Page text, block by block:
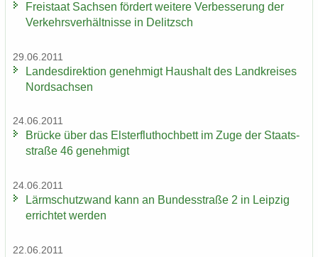
Frei­staat Sach­sen för­dert wei­te­re Ver­bes­se­rung der
Ver­kehrs­ver­hält­nis­se in De­litzsch
29.06.2011
Lan­des­di­rek­ti­on ge­neh­migt Haus­halt des Land­krei­ses
Nord­sach­sen
24.06.2011
Brü­cke über das Els­ter­flut­hoch­bett im Zuge der Staats­
stra­ße 46 ge­neh­migt
24.06.2011
Lärm­schutz­wand kann an Bun­des­stra­ße 2 in Leip­zig
er­rich­tet wer­den
22.06.2011